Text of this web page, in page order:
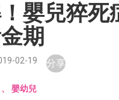
嬰兒猝
期
02-19 分享
、嬰幼兒